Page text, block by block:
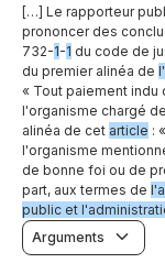
[…] Le rapporteur
prononcer des
732-1-1 du code de
du premier alinéa de
« Tout paiement
l'organisme chargé
alinéa de cet article :
l'organisme
de bonne foi ou de
part, aux termes de
public et
Arguments